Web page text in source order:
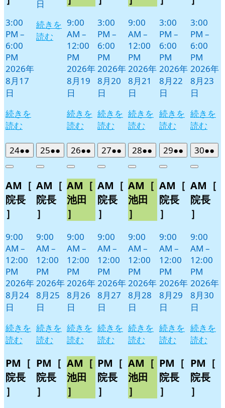
3:00
PM –
6:00
PM
2026年
8月17
日
続きを
読む
日
続きを
読む
9:00
AM –
12:00
PM
2026年
8月19
日
続きを
読む
3:00
PM –
6:00
PM
2026年
8月20
日
続きを
読む
9:00
AM –
12:00
PM
2026年
8月21
日
続きを
読む
3:00
PM –
6:00
PM
2026年
8月22
日
続きを
読む
3:00
PM –
6:00
PM
2026年
8月23
日
続きを
読む
242026
年
月
24
日
●●
件
イ
ベ
ト)
Close
AM［
院長
］
9:00
AM –
12:00
PM
2026年
8月24
日
続きを
読む
PM［
院長
］
252026
年
月
25
日
●●
件
イ
ベ
ト)
Close
AM［
院長
］
9:00
AM –
12:00
PM
2026年
8月25
日
続きを
読む
PM［
院長
］
262026
年
月
26
日
●●
件
イ
ベ
ト)
Close
AM［
池田
］
9:00
AM –
12:00
PM
2026年
8月26
日
続きを
読む
AM［
池田
］
272026
年
月
27
日
●●
件
イ
ベ
ト)
Close
AM［
院長
］
9:00
AM –
12:00
PM
2026年
8月27
日
続きを
読む
PM［
院長
］
282026
年
月
28
日
●●
件
イ
ベ
ト)
Close
AM［
池田
］
9:00
AM –
12:00
PM
2026年
8月28
日
続きを
読む
AM［
池田
］
292026
年
月
29
日
●●
件
イ
ベ
ト)
Close
AM［
院長
］
9:00
AM –
12:00
PM
2026年
8月29
日
続きを
読む
PM［
院長
］
302026
年
月
30
日
●●
件
イ
Close
AM［
院長
］
9:00
AM –
12:00
PM
2026年
8月30
日
続きを
読む
PM［
院長
］